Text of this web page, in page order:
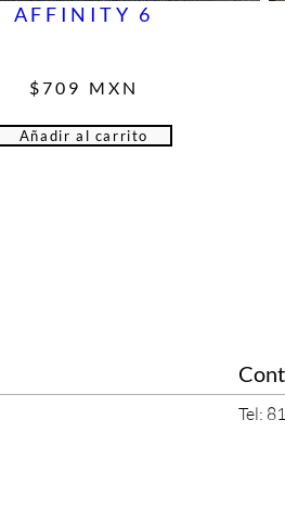
AFFINITY 6
$709 MXN
Añadir al carrito
Tel: